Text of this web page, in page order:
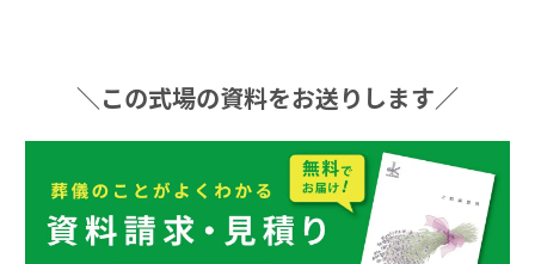
＼この式場の資料をお送りします／